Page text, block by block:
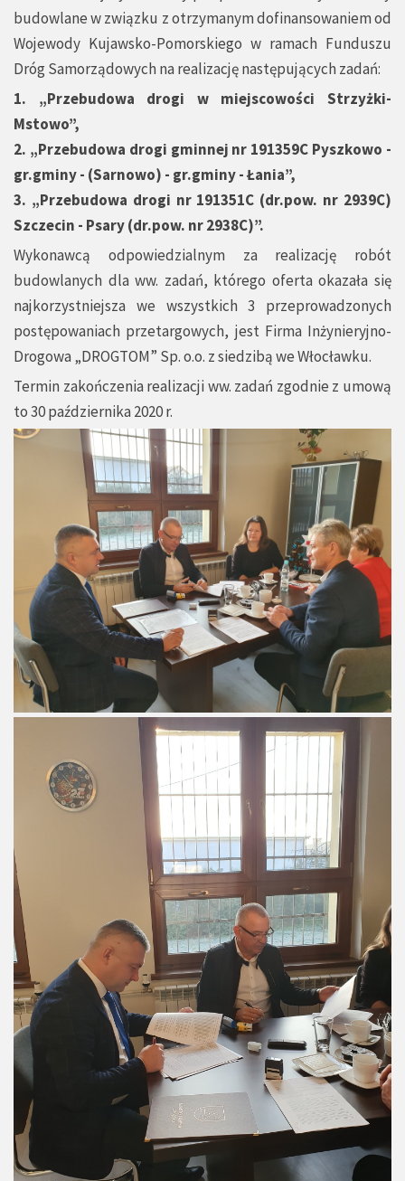
budowlane w związku z otrzymanym dofinansowaniem od
Wojewody Kujawsko-Pomorskiego w ramach Funduszu
Dróg Samorządowych na realizację następujących zadań:
1. „Przebudowa drogi w miejscowości Strzyżki-
Mstowo”,
2. „Przebudowa drogi gminnej nr 191359C Pyszkowo -
gr.gminy - (Sarnowo) - gr.gminy - Łania”,
3. „Przebudowa drogi nr 191351C (dr.pow. nr 2939C)
Szczecin - Psary (dr.pow. nr 2938C)”.
Wykonawcą odpowiedzialnym za realizację robót
budowlanych dla ww. zadań, którego oferta okazała się
najkorzystniejsza we wszystkich 3 przeprowadzonych
postępowaniach przetargowych, jest Firma Inżynieryjno-
Drogowa „DROGTOM” Sp. o.o. z siedzibą we Włocławku.
Termin zakończenia realizacji ww. zadań zgodnie z umową
to 30 października 2020 r.